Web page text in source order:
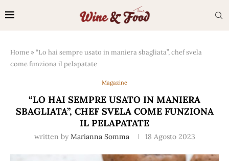
Home »“Lo hai sempre usato in maniera sbagliata”, chef svela
come funziona il pelapatate
Magazine
“LO HAI SEMPRE USATO IN MANIERA
SBAGLIATA”, CHEF SVELA COME FUNZIONA
IL PELAPATATE
written by Marianna Somma 18 Agosto 2023